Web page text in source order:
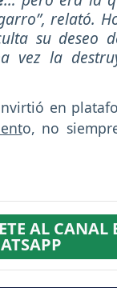
relató.
su deseo
vez la
en
o, no
AL CANAL